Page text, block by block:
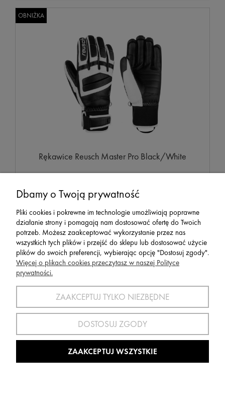
Rękawice Reusch Master Pro Black/White
479,00 zł
Cena regularna:
849,90 zł
Najniższa cena:559,90 zł
OBNIŻKA
OBNIŻKA
Dbamy o Twoją prywatność
Pliki cookies i pokrewne im technologie umożliwiają poprawne
działanie strony i pomagają nam dostosować ofertę do Twoich
potrzeb. Możesz zaakceptować wykorzystanie przez nas
wszystkich tych plików i przejść do sklepu lub dostosować użycie
plików do swoich preferencji, wybierając opcję "Dostosuj zgody".
Więcej o plikach cookies przeczytasz w naszej Polityce
prywatności.
ZAAKCEPTUJ TYLKO NIEZBĘDNE
DOSTOSUJ ZGODY
ZAAKCEPTUJ WSZYSTKIE